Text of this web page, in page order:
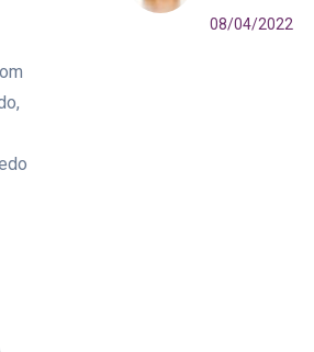
08/04/2022